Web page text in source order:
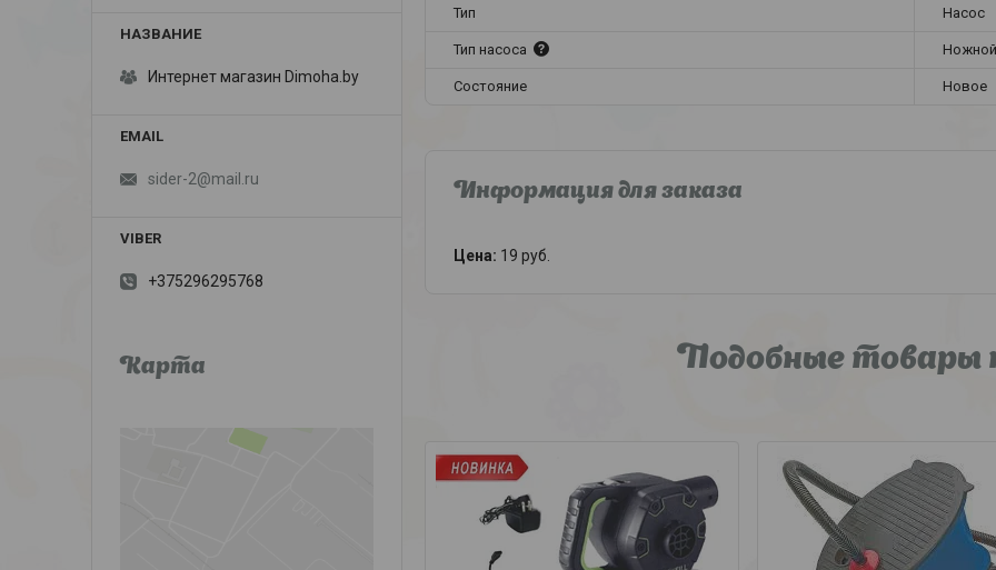
Тип Насос
Тип насоса Ножной
Состояние Новое
Информация для заказа
Цена: 19 руб.
Подобные товары
Интернет магазин Dimoha.by
sider-2@mail.ru
+375296295768
Карта